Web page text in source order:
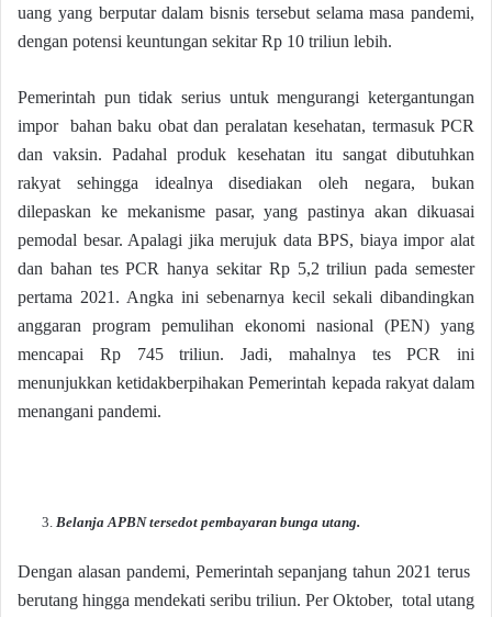
uang yang berputar dalam bisnis tersebut selama masa pandemi,
dengan potensi keuntungan sekitar Rp 10 triliun lebih.
Pemerintah pun tidak serius untuk mengurangi ketergantungan
impor bahan baku obat dan peralatan kesehatan, termasuk PCR
dan vaksin. Padahal produk kesehatan itu sangat dibutuhkan
rakyat sehingga idealnya disediakan oleh negara, bukan
dilepaskan ke mekanisme pasar, yang pastinya akan dikuasai
pemodal besar. Apalagi jika merujuk data BPS, biaya impor alat
dan bahan tes PCR hanya sekitar Rp 5,2 triliun pada semester
pertama 2021. Angka ini sebenarnya kecil sekali dibandingkan
anggaran program pemulihan ekonomi nasional (PEN) yang
mencapai Rp 745 triliun. Jadi, mahalnya tes PCR ini
menunjukkan ketidakberpihakan Pemerintah kepada rakyat dalam
menangani pandemi.
Belanja APBN tersedot pembayaran bunga utang.
Dengan alasan pandemi, Pemerintah sepanjang tahun 2021 terus
berutang hingga mendekati seribu triliun. Per Oktober, total utang